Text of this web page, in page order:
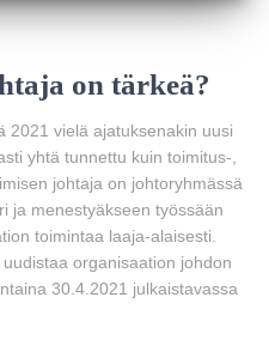
on tärkeä?
2021 vielä ajatuksenakin uusi
yhtä tunnettu kuin toimitus-,
johtaja on johtoryhmässä
ja menestyäkseen työssään
toimintaa laaja-alaisesti.
organisaation johdon
30.4.2021 julkaistavassa